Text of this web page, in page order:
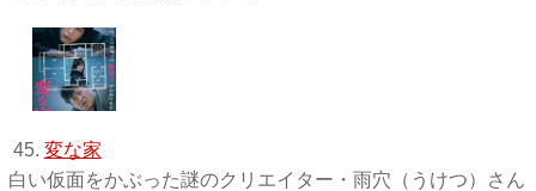
45. 変な家
白い仮面をかぶった謎のクリエイター・雨穴（うけつ）さん